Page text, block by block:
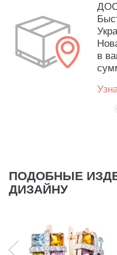
в
ПОДОБНЫЕ
ДИЗАЙНУ